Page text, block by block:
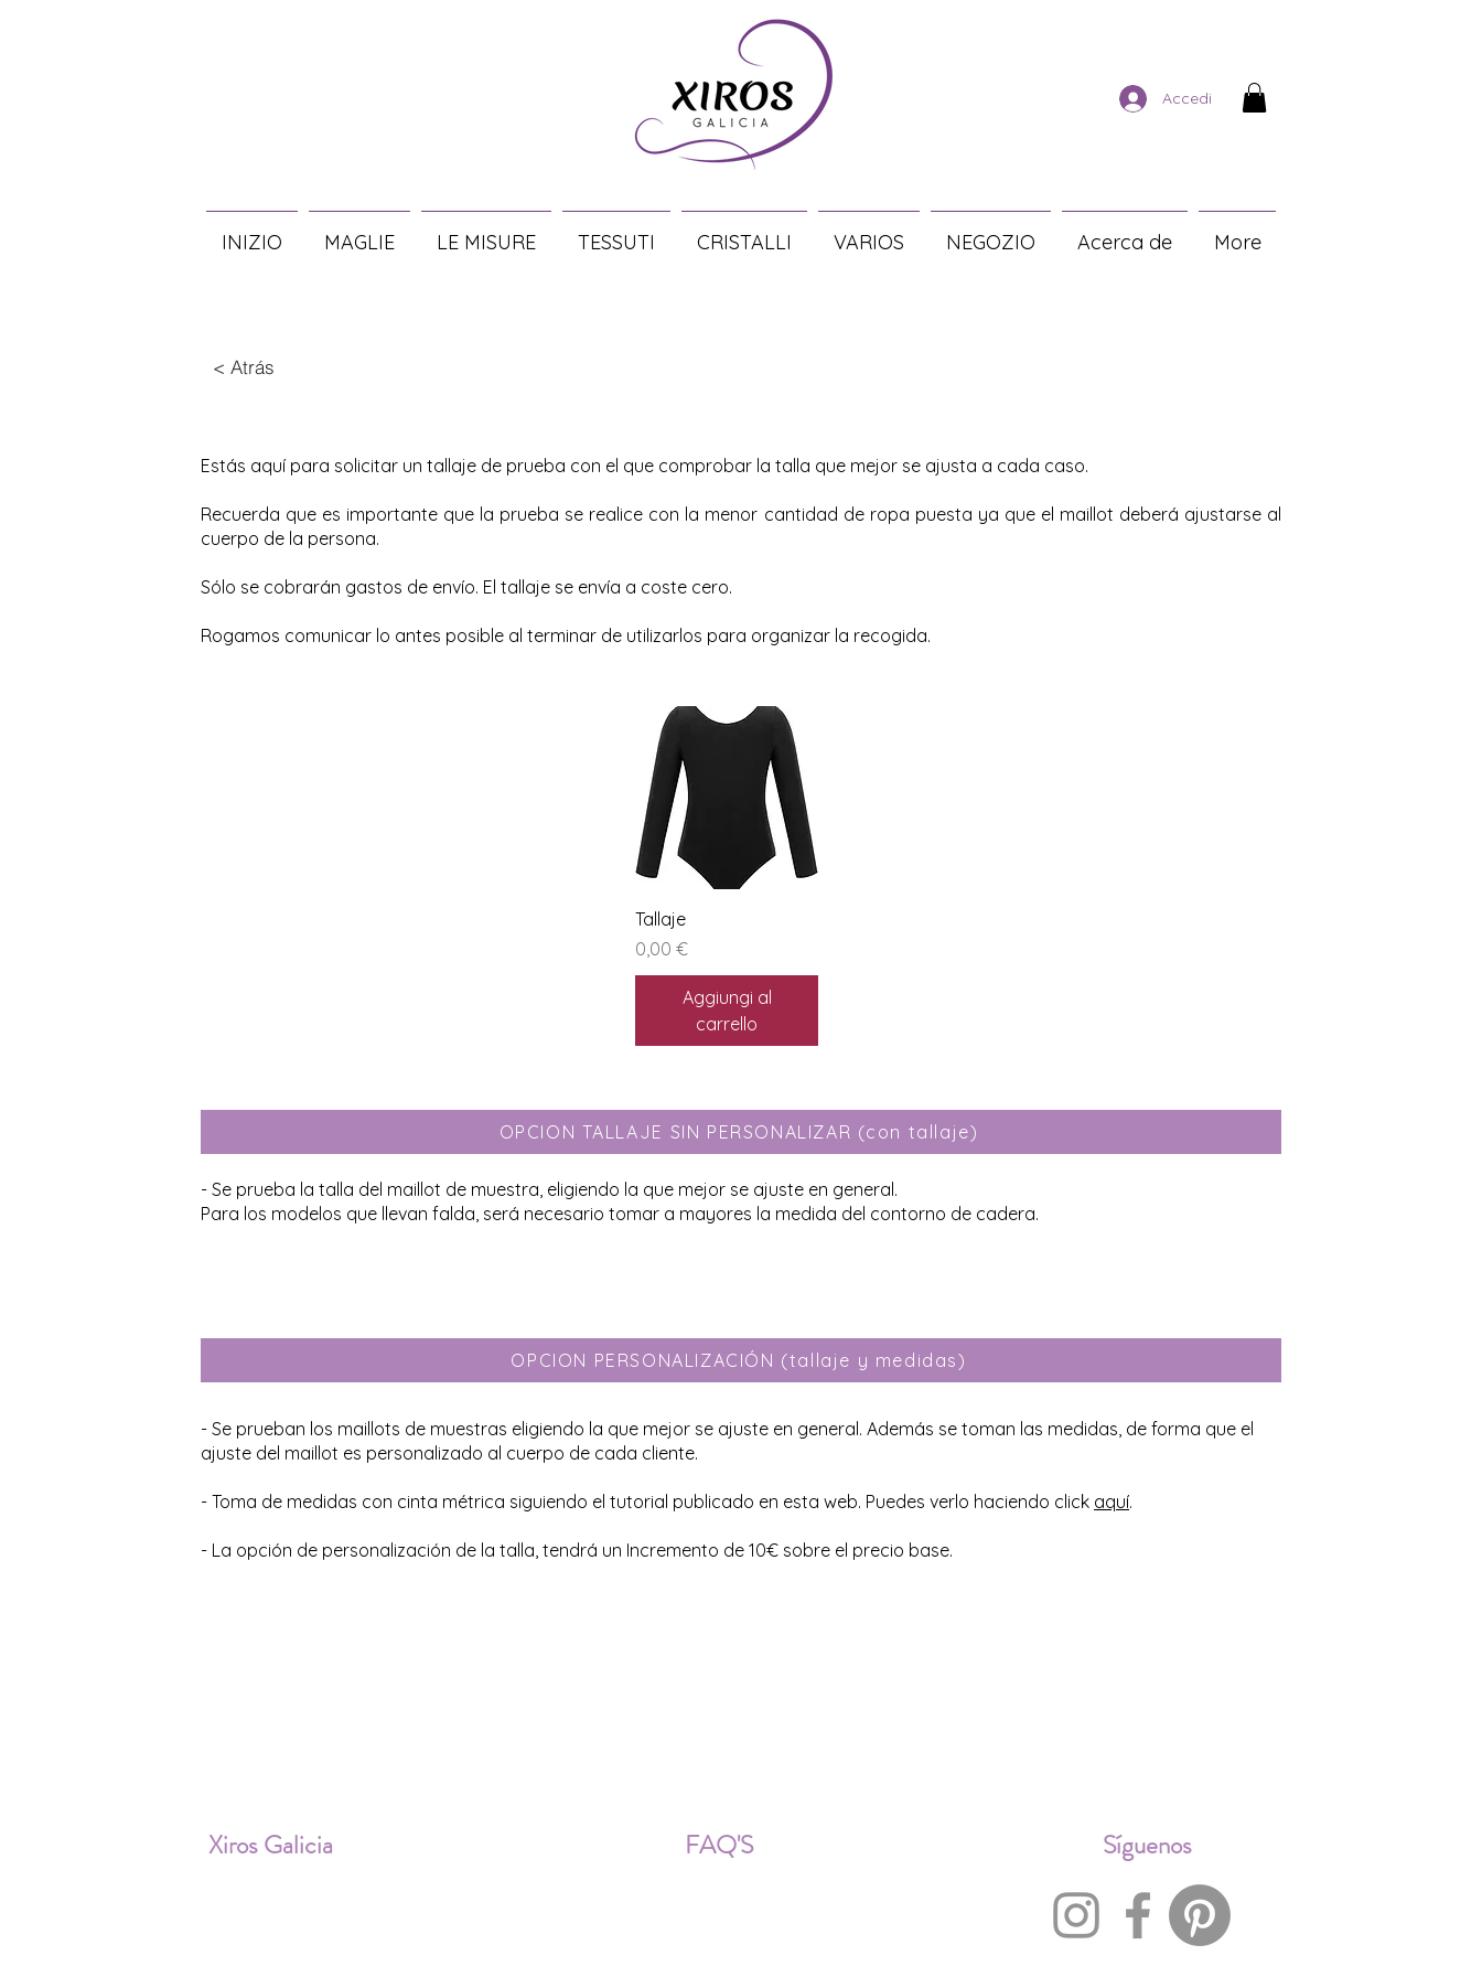
Accedi
INIZIO MAGLIE LE MISURE TESSUTI CRISTALLI VARIOS NEGOZIO Acerca de More
< Atrás
Estás aquí para solicitar un tallaje de prueba con el que comprobar la talla que mejor se ajusta a cada caso.
Recuerda que es importante que la prueba se realice con la menor cantidad de ropa puesta ya que el maillot deberá ajustarse al
cuerpo de la persona.
Sólo se cobrarán gastos de envío. El tallaje se envía a coste cero.
Rogamos comunicar lo antes posible al terminar de utilizarlos para organizar la recogida.
Vista rapida
Tallaje
Prezzo
0,00 €
Aggiungi al
carrello
OPCION TALLAJE SIN PERSONALIZAR (con tallaje)
- Se prueba la talla del maillot de muestra, eligiendo la que mejor se ajuste en general.
Para los modelos que llevan falda, será necesario tomar a mayores la medida del contorno de cadera.
OPCION PERSONALIZACIÓN (tallaje y medidas)
- Se prueban los maillots de muestras eligiendo la que mejor se ajuste en general. Además se toman las medidas, de forma que el
ajuste del maillot es personalizado al cuerpo de cada cliente.
- Toma de medidas con cinta métrica siguiendo el tutorial publicado en esta web. Puedes verlo haciendo click aquí.
- La opción de personalización de la talla, tendrá un Incremento de 10€ sobre el precio base.
Xiros Galicia FAQ'S Síguenos